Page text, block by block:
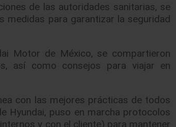
de las autoridades sanitarias, se
medidas para garantizar la seguridad
Motor de México, se compartieron
así como consejos para viajar en
con las mejores prácticas de todos
Hyundai, puso en marcha protocolos
y con el cliente) para mantener